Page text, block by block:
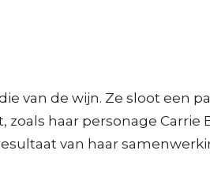
van de wijn. Ze sloot een
haar personage Carrie
van haar